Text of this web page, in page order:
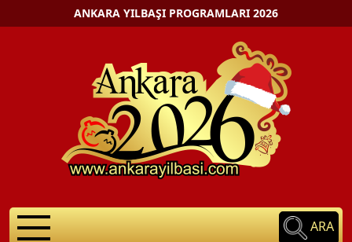
ANKARA YILBAŞI PROGRAMLARI 2026
ARA